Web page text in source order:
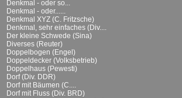
Denkmal - oder so...
Denkmal - oder......
Denkmal XYZ (C. Fritzsche)
Denkmal, sehr einfaches (Div....
Der kleine Schwede (Sina)
Diverses (Reuter)
Doppelbogen (Engel)
Doppeldecker (Volksbetrieb)
Doppelhaus (Pewesti)
Dorf (Div. DDR)
Dorf mit Bäumen (C....
Dorf mit Fluss (Div. BRD)